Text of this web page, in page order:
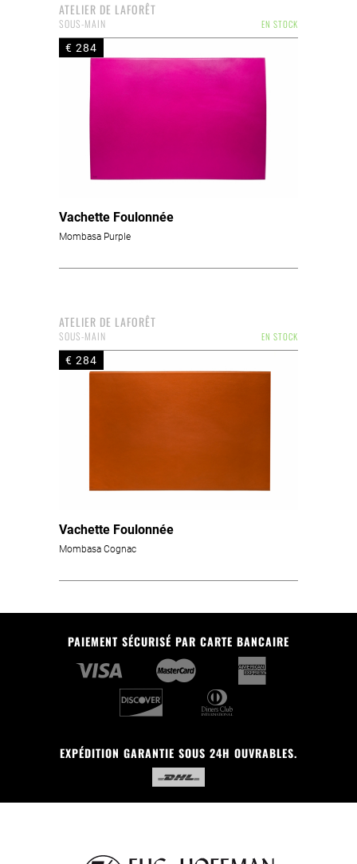
ATELIER DE LAFORÊT
EN STOCK
SOUS-MAIN
€ 284
Vachette Foulonnée
Mombasa Purple
ATELIER DE LAFORÊT
EN STOCK
SOUS-MAIN
€ 284
Vachette Foulonnée
Mombasa Cognac
PAIEMENT SÉCURISÉ PAR CARTE BANCAIRE
EXPÉDITION GARANTIE SOUS 24H OUVRABLES.